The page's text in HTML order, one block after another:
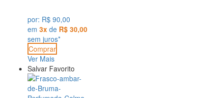
por: R$ 90,00
em 3x de R$ 30,00
sem juros*
Comprar
Ver Mais
Salvar Favorito